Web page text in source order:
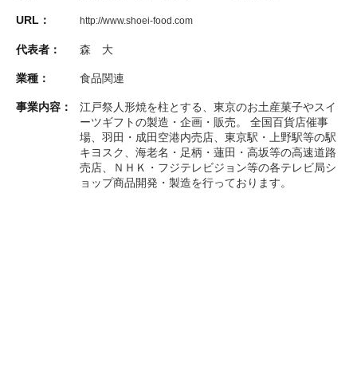
URL： http://www.shoei-food.com
代表者： 森 大
業種： 食品関連
事業内容：
江戸祭人形焼を柱とする、東京のお土産菓子やスイ
ーツギフトの製造・企画・販売。 全国百貨店催事
場、羽田・成田空港内売店、東京駅・上野駅等の駅
キヨスク、海老名・足柄・蓮田・高坂等の高速道路
売店、ＮＨＫ・フジテレビジョン等の各テレビ局シ
ョップ商品開発・製造を行っております。